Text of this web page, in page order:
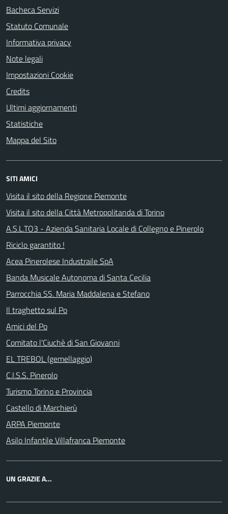
Bacheca Servizi
Statuto Comunale
Informativa privacy
Note legali
Impostazioni Cookie
Credits
Ultimi aggiornamenti
Statistiche
Mappa del Sito
SITI AMICI
Visita il sito della Regione Piemonte
Visita il sito della Città Metropolitanda di Torino
A.S.L.TO3 - Azienda Sanitaria Locale di Collegno e Pinerolo
Riciclo garantito !
Acea Pinerolese Industraile SpA
Banda Musicale Autonoma di Santa Cecilia
Parrocchia SS. Maria Maddalena e Stefano
Il traghetto sul Po
Amici del Po
Comitato l'Ciuchè di San Giovanni
EL TREBOL (gemellaggio)
C.I.S.S. Pinerolo
Turismo Torino e Provincia
Castello di Marchierù
ARPA Piemonte
Asilo Infantile Villafranca Piemonte
UN GRAZIE A...